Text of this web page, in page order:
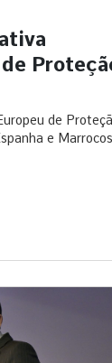
de
e Marrocos